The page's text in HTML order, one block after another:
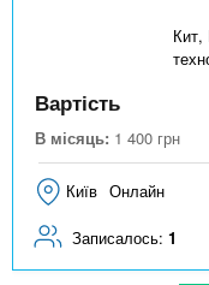
Кит,
Вартість
В місяць: 1 400 грн
Київ Онлайн
Записалось: 1